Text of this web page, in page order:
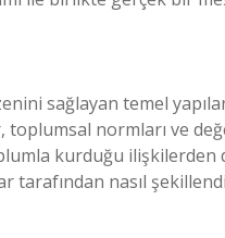
sağlayan temel
normları ve
kurduğu ilişkilerden
tarafından nasıl